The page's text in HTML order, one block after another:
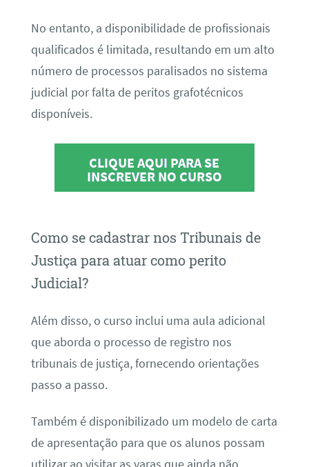
No entanto, a disponibilidade de profissionais
qualificados é limitada, resultando em um alto
número de processos paralisados no sistema
judicial por falta de peritos grafotécnicos
disponíveis.
CLIQUE AQUI PARA SE
INSCREVER NO CURSO
Como se cadastrar nos Tribunais de
Justiça para atuar como perito
Judicial?
Além disso, o curso inclui uma aula adicional
que aborda o processo de registro nos
tribunais de justiça, fornecendo orientações
passo a passo.
Também é disponibilizado um modelo de carta
de apresentação para que os alunos possam